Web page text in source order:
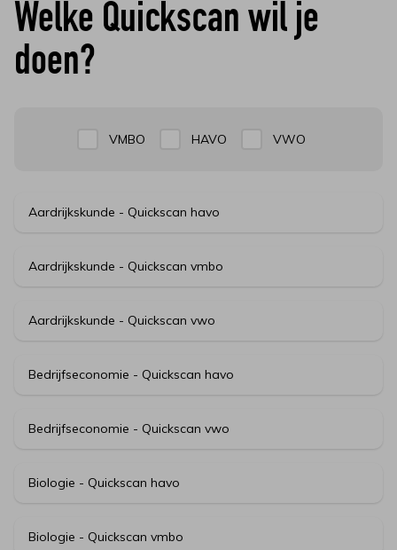
Welke Quickscan wil je
doen?
VMBO HAVO VWO
Aardrijkskunde - Quickscan havo
Aardrijkskunde - Quickscan vmbo
Aardrijkskunde - Quickscan vwo
Bedrijfseconomie - Quickscan havo
Bedrijfseconomie - Quickscan vwo
Biologie - Quickscan havo
Biologie - Quickscan vmbo